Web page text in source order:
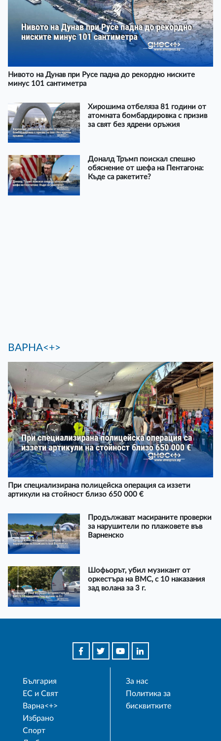
Нивото на Дунав при Русе падна до рекордно ниските
минус 101 сантиметра
Хирошима отбеляза 81 години от
атомната бомбардировка с призив
за свят без ядрени оръжия
Доналд Тръмп поискал спешно
обяснение от шефа на Пентагона:
Къде са ракетите?
ВАРНА<+>
При специализирана полицейска операция са иззети
артикули на стойност близо 650 000 €
Продължават масираните проверки
за нарушители по плажовете във
Варненско
Шофьорът, убил музикант от
оркестъра на ВМС, с 10 наказания
зад волана за 3 г.
България
ЕС и Свят
Варна<+>
Избрано
Спорт
За нас
Политика за
бисквитките